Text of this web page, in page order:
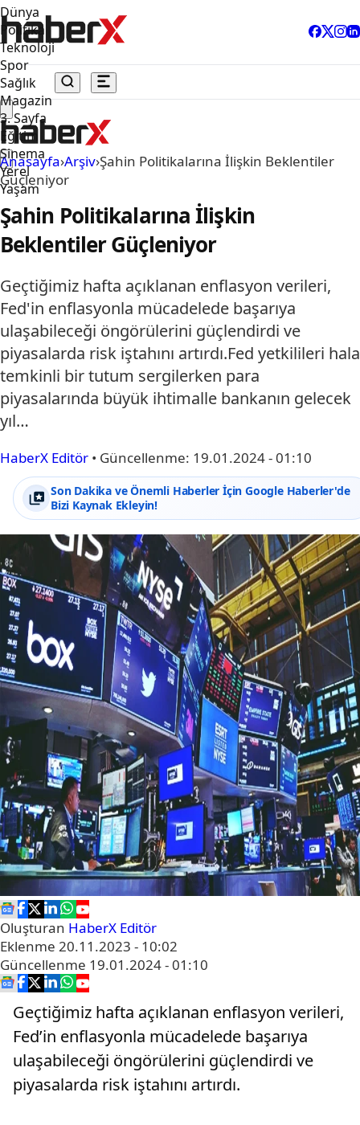
Dünya
Politika
Teknoloji
Spor
Sağlık
Magazin
3. Sayfa
Eğitim
Sinema
Yerel
Yaşam
Anasayfa›Arşiv›Şahin Politikalarına İlişkin Beklentiler
Güçleniyor
Şahin Politikalarına İlişkin
Beklentiler Güçleniyor
Geçtiğimiz hafta açıklanan enflasyon verileri,
Fed'in enflasyonla mücadelede başarıya
ulaşabileceği öngörülerini güçlendirdi ve
piyasalarda risk iştahını artırdı.Fed yetkilileri hala
temkinli bir tutum sergilerken para
piyasalarında büyük ihtimalle bankanın gelecek
yıl…
HaberX Editör • Güncellenme: 19.01.2024 - 01:10
Son Dakika ve Önemli Haberler İçin Google Haberler'de
Bizi Kaynak Ekleyin!
Oluşturan HaberX Editör
Eklenme 20.11.2023 - 10:02
Güncellenme 19.01.2024 - 01:10
Geçtiğimiz hafta açıklanan enflasyon verileri,
Fed’in enflasyonla mücadelede başarıya
ulaşabileceği öngörülerini güçlendirdi ve
piyasalarda risk iştahını artırdı.